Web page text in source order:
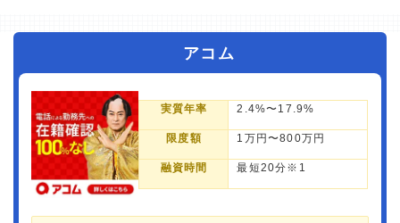
アコム
実質年率 2.4%〜17.9%
限度額 1万円〜800万円
融資時間 最短20分※1